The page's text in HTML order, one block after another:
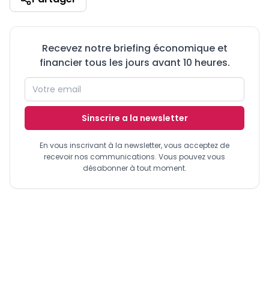
Recevez notre briefing économique et
financier tous les jours avant 10 heures.
Sinscrire a la newsletter
En vous inscrivant à la newsletter, vous acceptez de
recevoir nos communications. Vous pouvez vous
désabonner à tout moment.